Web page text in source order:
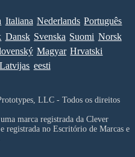
Italiana Nederlands Português
Dansk Svenska Suomi Norsk
Magyar Hrvatski
Latvijas eesti
LLC - Todos os direitos
marca registrada da Clever
registrada no Escritório de Marcas e